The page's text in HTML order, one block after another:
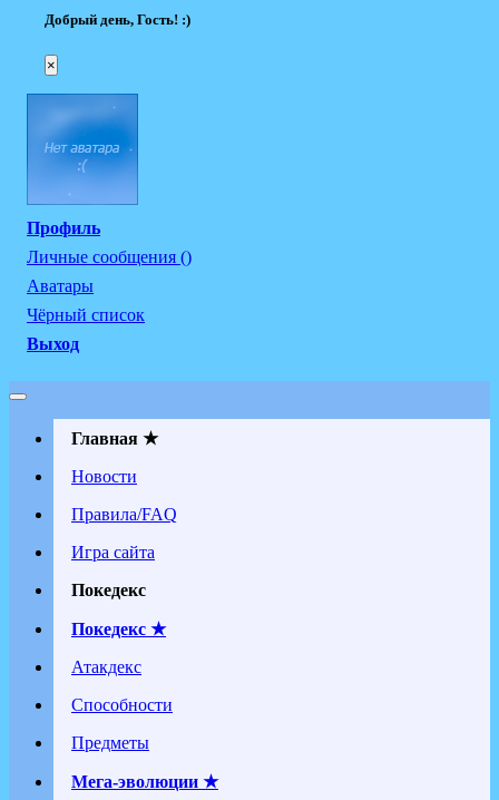
Добрый день, Гость! :)
×
Профиль
Личные сообщения ()
Аватары
Чёрный список
Выход
Главная ★
Новости
Правила/FAQ
Игра сайта
Покедекс
Покедекс ★
Атакдекс
Способности
Предметы
Мега-эволюции ★